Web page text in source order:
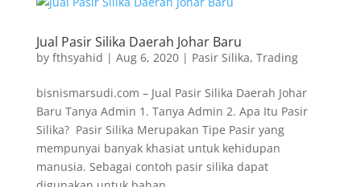
Jual Pasir Silika Daerah Johar Baru
by fthsyahid | Aug 6, 2020| Pasir Silika, Trading
bisnismarsudi.com – Jual Pasir Silika Daerah Johar
Baru Tanya Admin 1. Tanya Admin 2. Apa Itu Pasir
Silika? Pasir Silika Merupakan Tipe Pasir yang
mempunyai banyak khasiat untuk kehidupan
manusia. Sebagai contoh pasir silika dapat